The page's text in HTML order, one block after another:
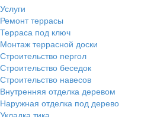
Услуги
Ремонт террасы
Терраса под ключ
Монтаж террасной доски
Строительство пергол
Строительство беседок
Строительство навесов
Внутренняя отделка деревом
Наружная отделка под дерево